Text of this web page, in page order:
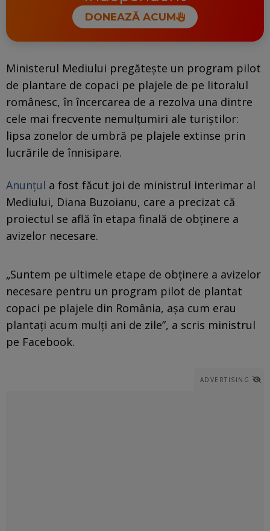
DONEAZĂ ACUM
Ministerul Mediului pregătește un program pilot
de plantare de copaci pe plajele de pe litoralul
românesc, în încercarea de a rezolva una dintre
cele mai frecvente nemulțumiri ale turiștilor:
lipsa zonelor de umbră pe plajele extinse prin
lucrările de înnisipare.
Anunțul a fost făcut joi de ministrul interimar al
Mediului, Diana Buzoianu, care a precizat că
proiectul se află în etapa finală de obținere a
avizelor necesare.
„Suntem pe ultimele etape de obținere a avizelor
necesare pentru un program pilot de plantat
copaci pe plajele din România, așa cum erau
plantați acum mulți ani de zile”, a scris ministrul
pe Facebook.
ADVERTISING